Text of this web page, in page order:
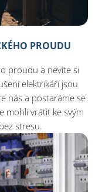
PROUDU
proudu a nevíte si
elektrikáři jsou
nás a postaráme se
mohli vrátit ke svým
stresu.